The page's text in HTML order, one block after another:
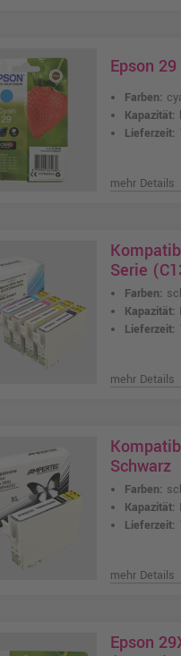
Epson
Farben:
Kapazität:
Lieferzeit:
mehr Details
Serie
Farben:
Kapazität:
Lieferzeit:
mehr Details
Schwarz
Farben:
Kapazität:
Lieferzeit:
mehr Details
Epson